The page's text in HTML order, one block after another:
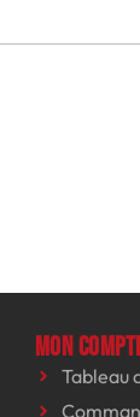
Mon
Tableau